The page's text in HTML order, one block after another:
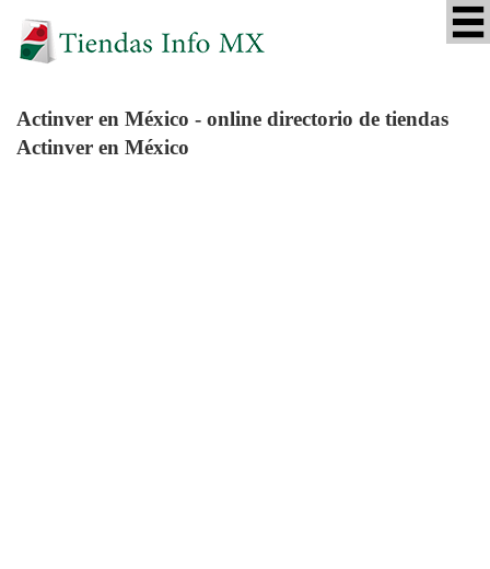
Actinver en México - online directorio de tiendas
Actinver en México